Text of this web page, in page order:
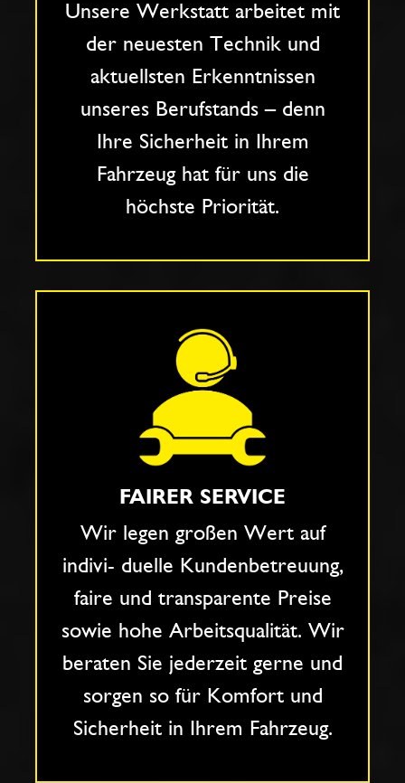
Unsere Werkstatt arbeitet mit
der neuesten Technik und
aktuellsten Erkenntnissen
unseres Berufstands – denn
Ihre Sicherheit in Ihrem
Fahrzeug hat für uns die
höchste Priorität.
FAIRER SERVICE
Wir legen großen Wert auf
indivi- duelle Kundenbetreuung,
faire und transparente Preise
sowie hohe Arbeitsqualität. Wir
beraten Sie jederzeit gerne und
sorgen so für Komfort und
Sicherheit in Ihrem Fahrzeug.